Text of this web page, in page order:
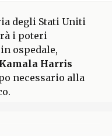
degli Stati Uniti
i poteri
in ospedale,
Kamala Harris
necessario alla